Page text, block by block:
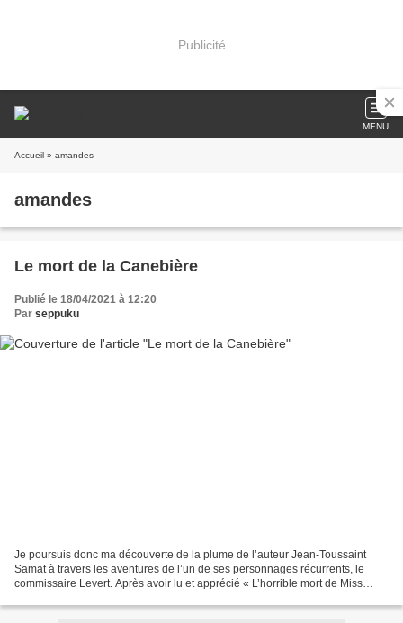
Publicité
MENU
Accueil » amandes
amandes
Le mort de la Canebière
Publié le 18/04/2021 à 12:20
Par seppuku
Je poursuis donc ma découverte de la plume de l’auteur Jean-Toussaint
Samat à travers les aventures de l’un de ses personnages récurrents, le
commissaire Levert. Après avoir lu et apprécié « L’horrible mort de Miss